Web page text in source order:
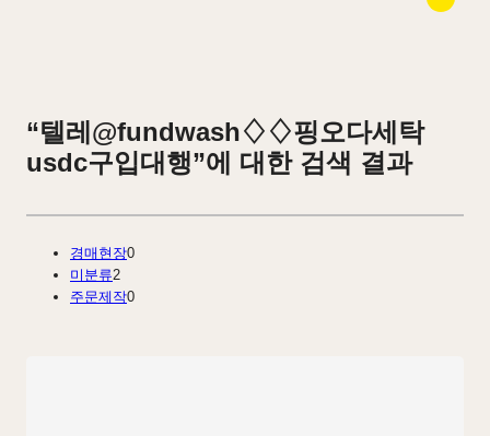
“텔레@fundwash♢♢핑오다세탁
usdc구입대행”에 대한 검색 결과
경매현장0
미분류2
주문제작0